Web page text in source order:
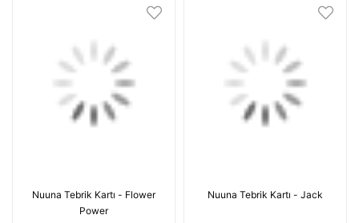
Nuuna Tebrik Kartı - Flower
Power
Nuuna Tebrik Kartı - Jack